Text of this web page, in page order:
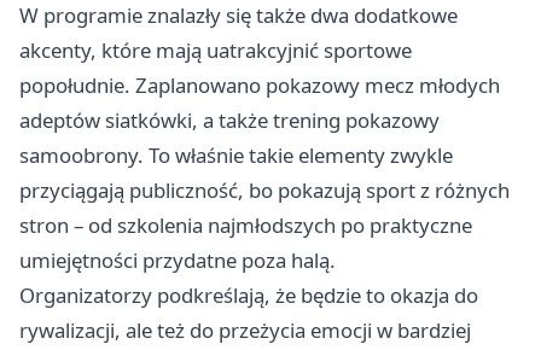
W programie znalazły się także dwa dodatkowe
akcenty, które mają uatrakcyjnić sportowe
popołudnie. Zaplanowano pokazowy mecz młodych
adeptów siatkówki, a także trening pokazowy
samoobrony. To właśnie takie elementy zwykle
przyciągają publiczność, bo pokazują sport z różnych
stron – od szkolenia najmłodszych po praktyczne
umiejętności przydatne poza halą.
Organizatorzy podkreślają, że będzie to okazja do
rywalizacji, ale też do przeżycia emocji w bardziej